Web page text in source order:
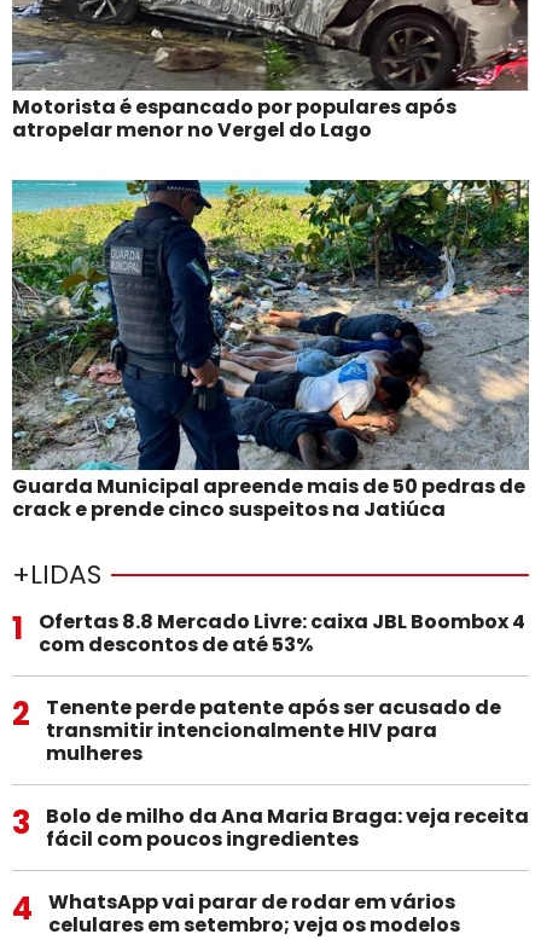
Motorista é espancado por populares após
atropelar menor no Vergel do Lago
Guarda Municipal apreende mais de 50 pedras de
crack e prende cinco suspeitos na Jatiúca
+LIDAS
1
Ofertas 8.8 Mercado Livre: caixa JBL Boombox 4
com descontos de até 53%
2
Tenente perde patente após ser acusado de
transmitir intencionalmente HIV para
mulheres
3
Bolo de milho da Ana Maria Braga: veja receita
fácil com poucos ingredientes
4
WhatsApp vai parar de rodar em vários
celulares em setembro; veja os modelos